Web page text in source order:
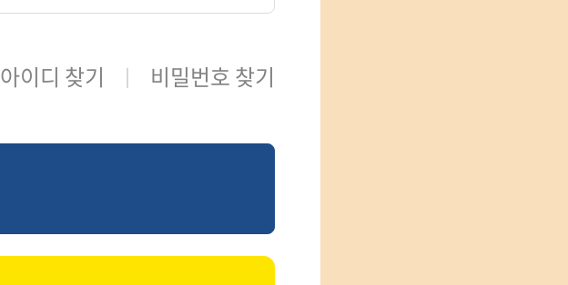
아이디 찾기 비밀번호 찾기